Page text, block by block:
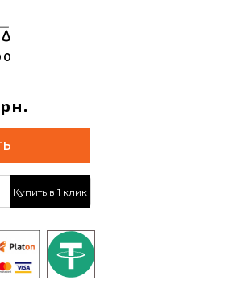
Купить в 1 клик